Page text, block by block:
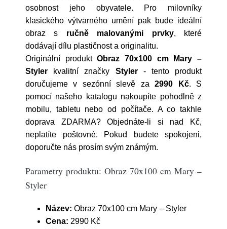
osobnost jeho obyvatele. Pro milovníky
klasického výtvarného umění pak bude ideální
obraz s ručně malovanými prvky, které
dodávají dílu plastičnost a originalitu.
Originální produktObraz 70x100 cm Mary –
Styler kvalitní značky Styler- tento produkt
doručujeme v sezónní slevě za2990 Kč. S
pomocí našeho katalogu nakoupíte pohodlně z
mobilu, tabletu nebo od počítače. A co takhle
doprava ZDARMA? Objednáte-li si nad Kč,
neplatíte poštovné. Pokud budete spokojeni,
doporučte nás prosím svým známým.
Parametry produktu: Obraz 70x100 cm Mary –
Styler
Název: Obraz 70x100 cm Mary – Styler
Cena: 2990 Kč